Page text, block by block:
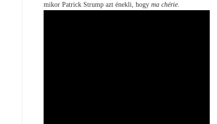
mikor Patrick Strump azt énekli, hogy ma chérie.